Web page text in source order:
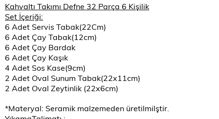
Kahvaltı Takımı Defne 32 Parça 6 Kişilik
Set İçeriği:
6 Adet Servis Tabak(22Cm)
6 Adet Çay Tabak(12cm)
6 Adet Çay Bardak
6 Adet Çay Kaşık
4 Adet Sos Kase(9cm)
2 Adet Oval Sunum Tabak(22x11cm)
2 Adet Oval Zeytinlik (22x6cm)
*Materyal: Seramik malzemeden üretilmilştir.